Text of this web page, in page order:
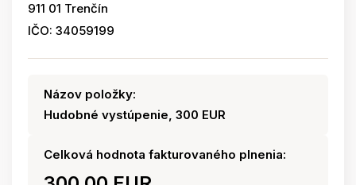
911 01 Trenčín
IČO: 34059199
Názov položky:
Hudobné vystúpenie, 300 EUR
Celková hodnota fakturovaného plnenia: